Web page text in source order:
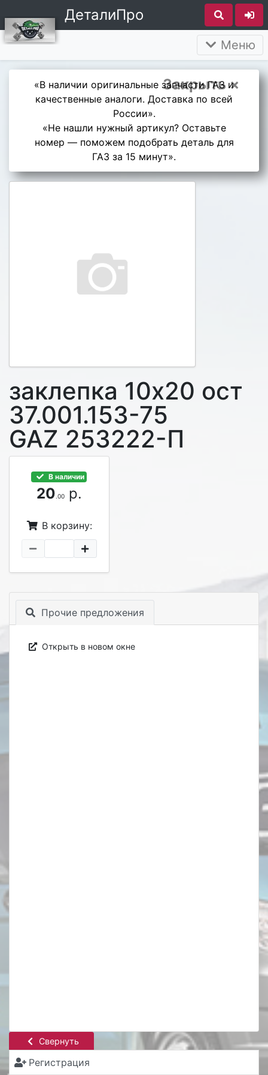
ДеталиПро
Меню
Закрыть ×
«В наличии оригинальные запчасти ГАЗ и
качественные аналоги. Доставка по всей
России».
«Не нашли нужный артикул? Оставьте
номер — поможем подобрать деталь для
ГАЗ за 15 минут».
Свернуть
Регистрация
заклепка 10х20 ост
37.001.153-75
GAZ 253222-П
В наличии
20.00р.
В корзину:
Прочие предложения
Открыть в новом окне